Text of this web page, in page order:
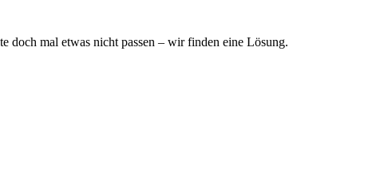
doch mal etwas nicht passen – wir finden eine Lösung.